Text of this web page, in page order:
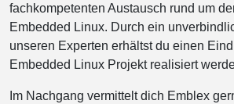
fachkompetenten Austausch rund um
Embedded Linux. Durch ein
unseren Experten erhältst du einen
Embedded Linux Projekt realisiert
Im Nachgang vermittelt dich Emblex